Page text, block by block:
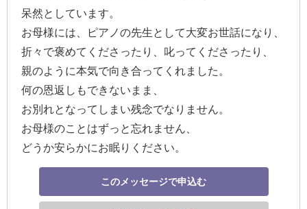
ト
電
報
ラ
ボ
お
問
い
呆然としています。
お母様には、ピアノの先生として大変お世話になり、
折々で褒めてくださったり、叱ってくださったり、
親のように本気で向き合ってくれました。
何の恩返しもできないまま、
お別れとなってしまい残念でなりません。
お母様のことはずっと忘れません、
どうか安らかにお眠りください。
このメッセージで申込む